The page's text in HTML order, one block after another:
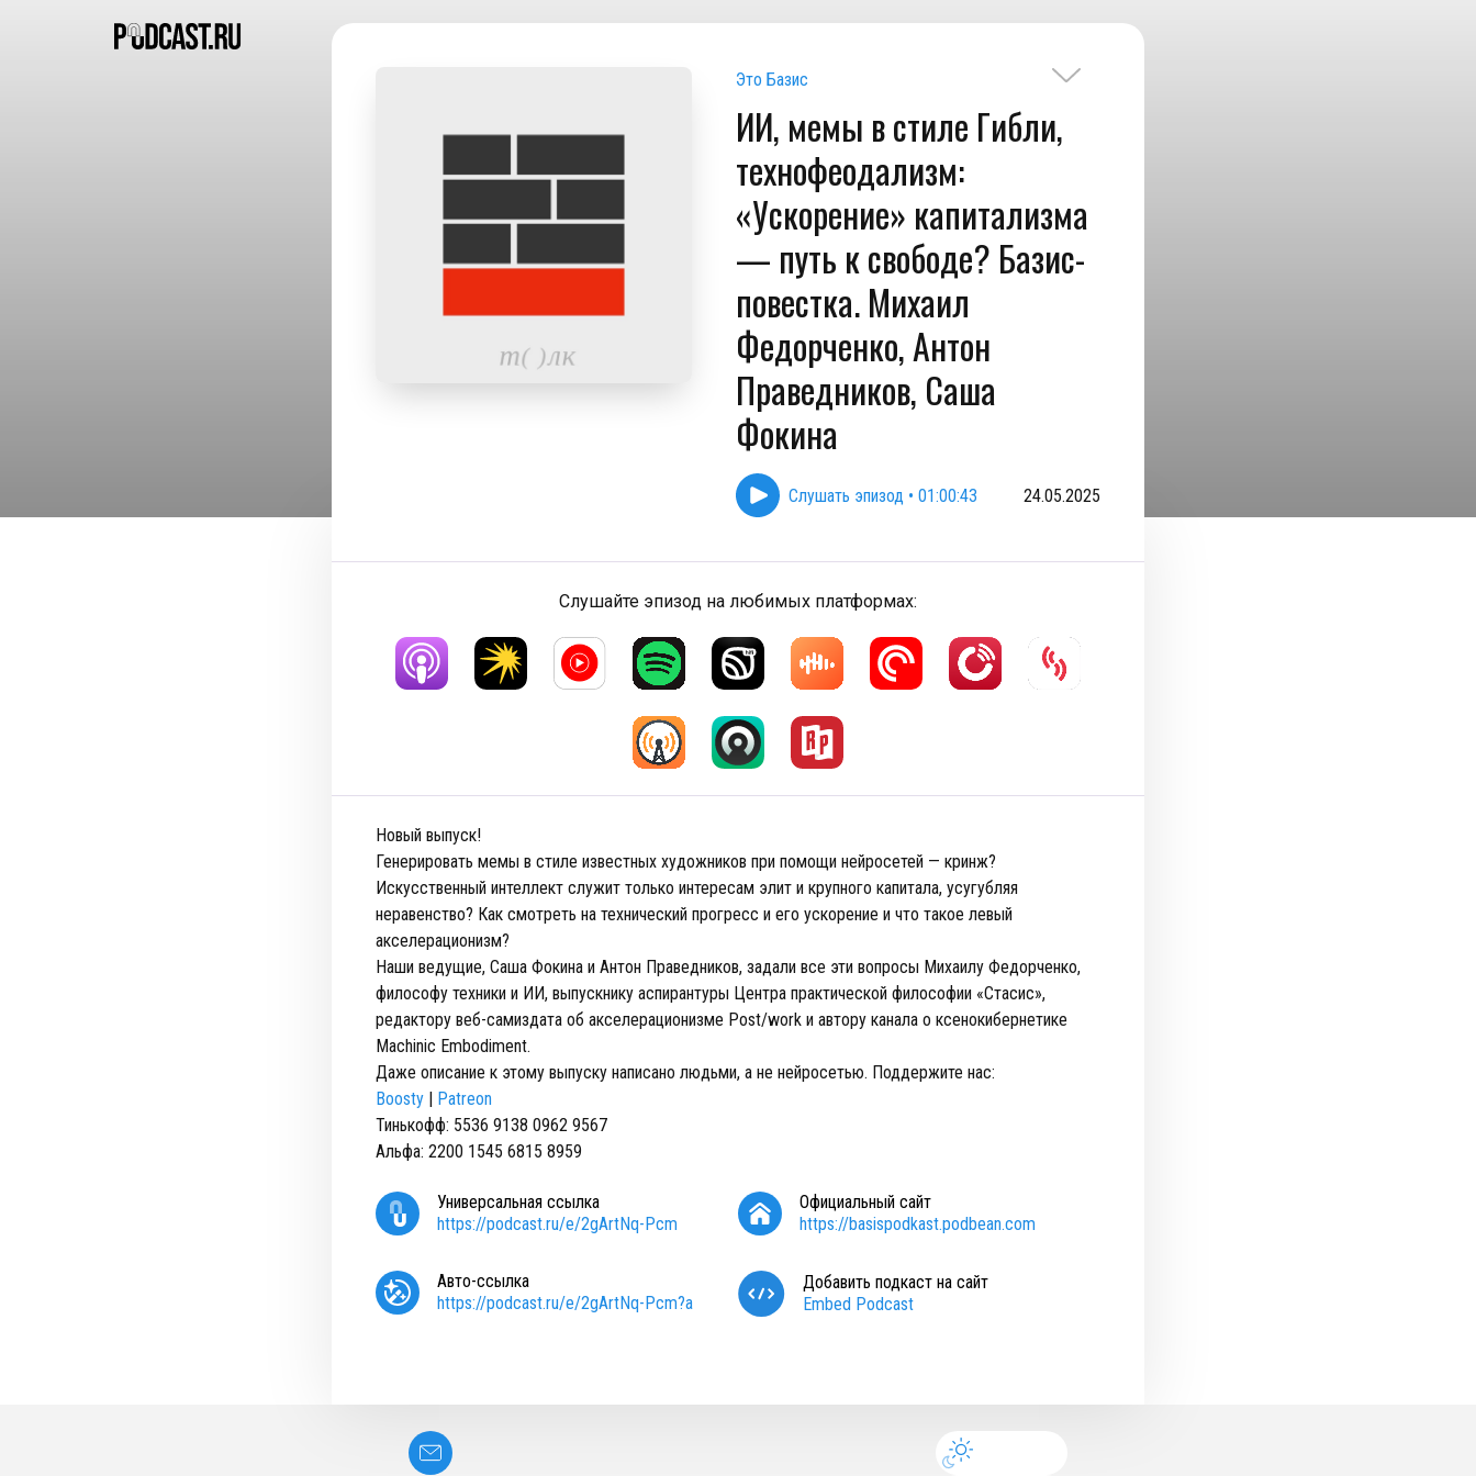
Это Базис
ИИ, мемы в стиле Гибли,
технофеодализм:
«Ускорение» капитализма
— путь к свободе? Базис-
повестка. Михаил
Федорченко, Антон
Праведников, Саша
Фокина
Слушать эпизод • 01:00:43 24.05.2025
Слушайте эпизод на любимых платформах:
Новый выпуск!
Генерировать мемы в стиле известных художников при помощи нейросетей — кринж?
Искусственный интеллект служит только интересам элит и крупного капитала, усугубляя
неравенство? Как смотреть на технический прогресс и его ускорение и что такое левый
акселерационизм?
Наши ведущие, Саша Фокина и Антон Праведников, задали все эти вопросы Михаилу Федорченко,
философу техники и ИИ, выпускнику аспирантуры Центра практической философии «Стасис»,
редактору веб-самиздата об акселерационизме Post/work и автору канала о ксенокибернетике
Machinic Embodiment.
Даже описание к этому выпуску написано людьми, а не нейросетью. Поддержите нас:
Boosty | Patreon
Тинькофф: 5536 9138 0962 9567
Альфа: 2200 1545 6815 8959
Универсальная ссылка
https://podcast.ru/e/2gArtNq-Pcm
Официальный сайт
https://basispodkast.podbean.com
Авто-ссылка
https://podcast.ru/e/2gArtNq-Pcm?a
Добавить подкаст на сайт
Embed Podcast